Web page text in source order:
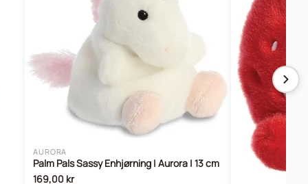
AURORA
Palm Pals Sassy Enhjørning | Aurora | 13 cm
169,00 kr